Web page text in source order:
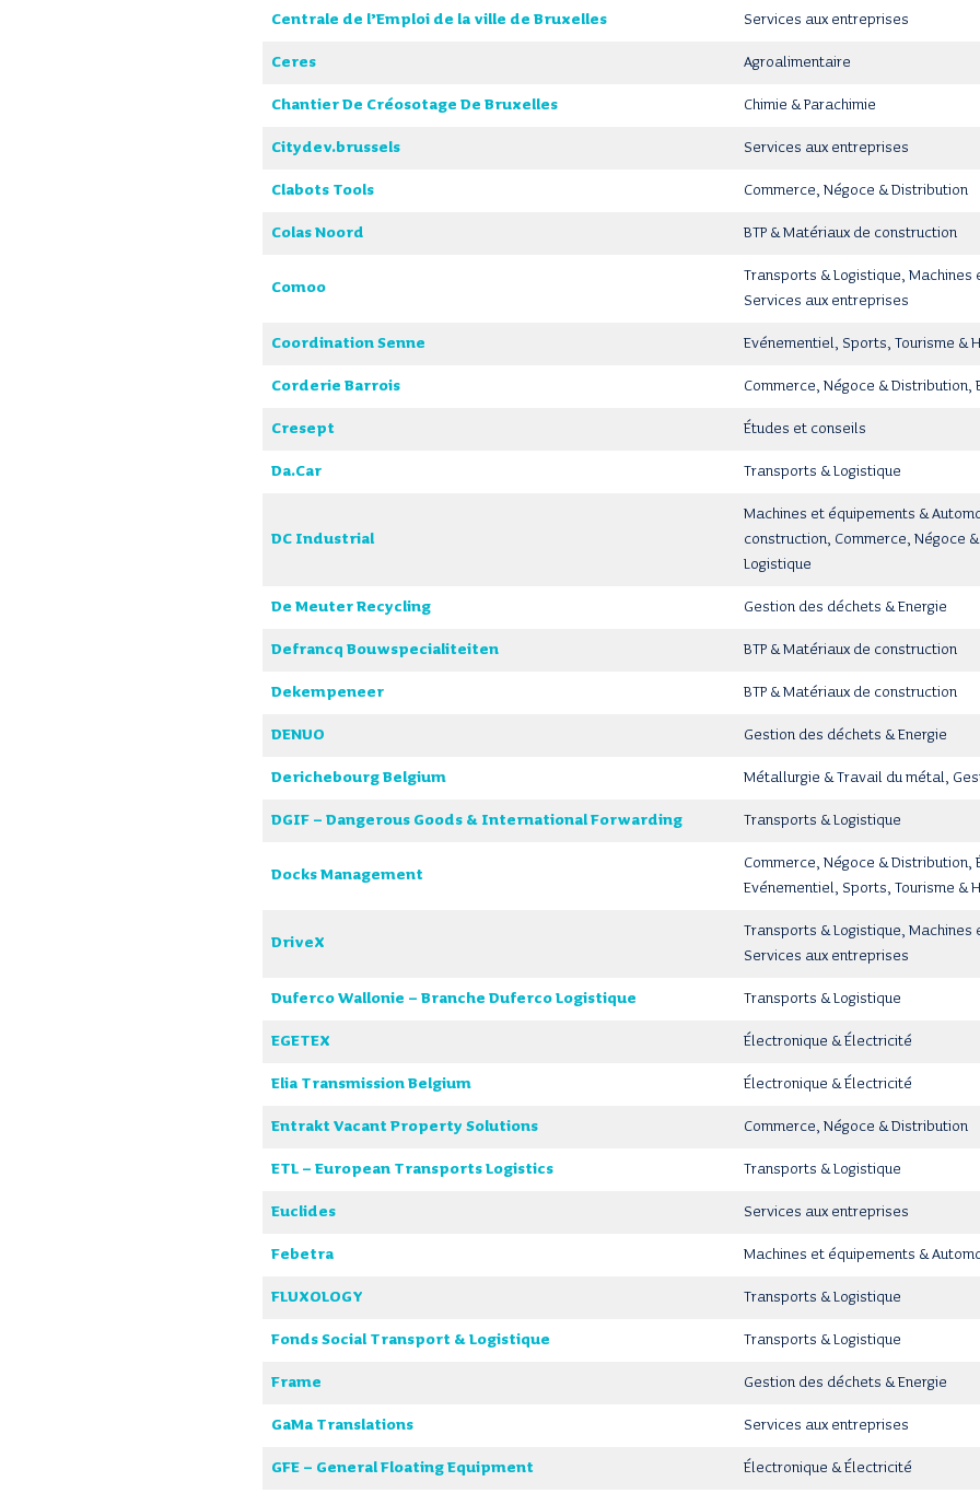
Centrale de l’Emploi de la ville de Bruxelles Services aux entreprises
Ceres Agroalimentaire
Chantier De Créosotage De Bruxelles Chimie & Parachimie
Citydev.brussels Services aux entreprises
Clabots Tools Commerce, Négoce & Distribution
Colas Noord BTP & Matériaux de construction
Comoo
Transports & Logistique,
Services aux entreprises
Coordination Senne Evénementiel, Sports, Tourisme &
Corderie Barrois Commerce, Négoce & Distribution,
Cresept Études et conseils
Da.Car Transports & Logistique
DC Industrial
Machines et équipements &
construction, Commerce, Négoce
Logistique
De Meuter Recycling Gestion des déchets & Energie
Defrancq Bouwspecialiteiten BTP & Matériaux de construction
Dekempeneer BTP & Matériaux de construction
DENUO Gestion des déchets & Energie
Derichebourg Belgium Métallurgie & Travail du métal,
DGIF – Dangerous Goods & International Forwarding Transports & Logistique
Docks Management
Commerce, Négoce & Distribution,
Evénementiel, Sports, Tourisme &
DriveX
Transports & Logistique,
Services aux entreprises
Duferco Wallonie – Branche Duferco Logistique Transports & Logistique
EGETEX Électronique & Électricité
Elia Transmission Belgium Électronique & Électricité
Entrakt Vacant Property Solutions Commerce, Négoce & Distribution
ETL – European Transports Logistics Transports & Logistique
Euclides Services aux entreprises
Febetra Machines et équipements &
FLUXOLOGY Transports & Logistique
Fonds Social Transport & Logistique Transports & Logistique
Frame Gestion des déchets & Energie
GaMa Translations Services aux entreprises
GFE – General Floating Equipment Électronique & Électricité